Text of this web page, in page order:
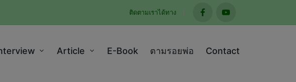
ติดตามเราได้ทาง
facebookyoutube
Article E-Book ตามรอยพ่อ Contact